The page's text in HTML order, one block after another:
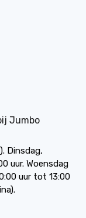
Jumbo
Dinsdag,
uur. Woensdag
uur tot 13:00